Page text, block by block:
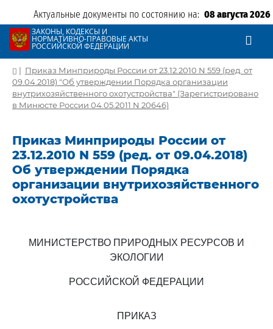
Актуальные документы по состоянию на: 08 августа 2026
ЗАКОНЫ, КОДЕКСЫ И
НОРМАТИВНО-ПРАВОВЫЕ АКТЫ
РОССИЙСКОЙ ФЕДЕРАЦИИ
| Приказ Минприроды России от 23.12.2010 N 559 (ред. от
09.04.2018) "Об утверждении Порядка организации
внутрихозяйственного охотустройства" (Зарегистрировано
в Минюсте России 04.05.2011 N 20646)
Приказ Минприроды России от
23.12.2010 N 559 (ред. от 09.04.2018)
Об утверждении Порядка
организации внутрихозяйственного
охотустройства
МИНИСТЕРСТВО ПРИРОДНЫХ РЕСУРСОВ И
ЭКОЛОГИИ
РОССИЙСКОЙ ФЕДЕРАЦИИ
ПРИКАЗ